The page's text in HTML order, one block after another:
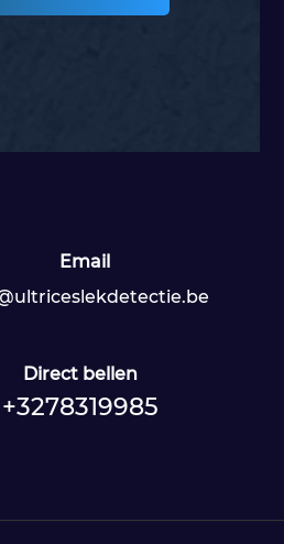
Email
Direct bellen
+3278319985